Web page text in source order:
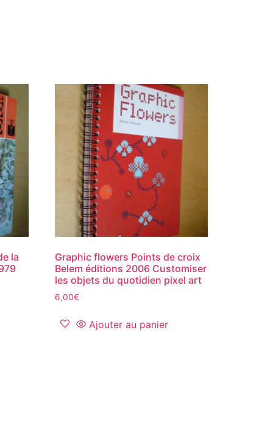
la
Graphic flowers Points de croix
Belem éditions 2006 Customiser
les objets du quotidien pixel art
6,00€
Ajouter au panier